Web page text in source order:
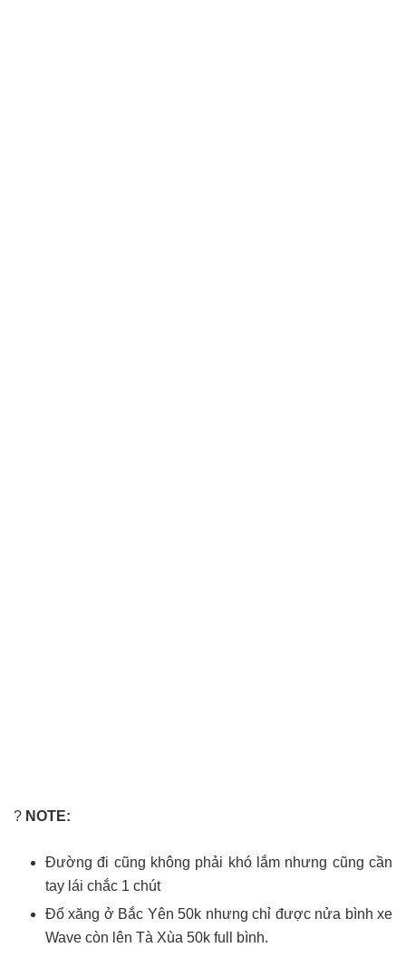
? NOTE:
Đường đi cũng không phải khó lắm nhưng cũng cần
tay lái chắc 1 chút
Đổ xăng ở Bắc Yên 50k nhưng chỉ được nửa bình xe
Wave còn lên Tà Xùa 50k full bình.